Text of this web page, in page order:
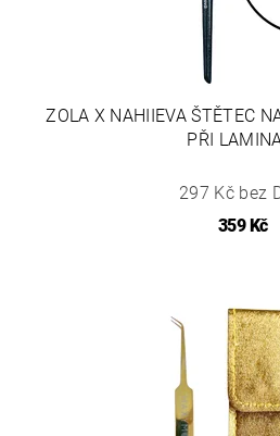
ZOLA X NAHIIEVA ŠTĚTEC
PŘI
297 Kč bez
359 Kč